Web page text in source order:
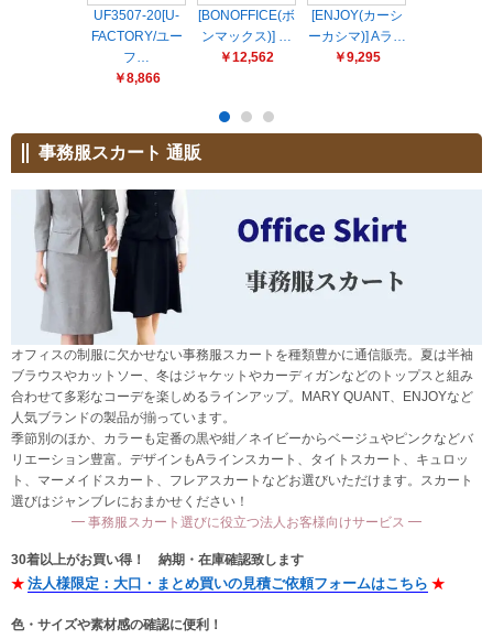
名入れ刺繍
メーカーカタログ一覧
試着サンプル無料貸し出し
デジタルカタログ
クイックオーダー
（注文番号からご注文）
ログアウト
Myページ 見積書 お気に入り
販売終了
販売価格(税抜き)で絞る
円まで
UF3507-20[U-
FACTORY/ユー
フ…
￥8,866
[BONOFFICE(ボ
ンマックス)] …
￥12,562
[ENJOY(カーシ
ーカシマ)] Aラ…
￥9,295
事務服スカート 通販
オフィスの制服に欠かせない事務服スカートを種類豊かに通信販売。夏は半袖
ブラウスやカットソー、冬はジャケットやカーディガンなどのトップスと組み
合わせて多彩なコーデを楽しめるラインアップ。MARY QUANT、ENJOYなど
人気ブランドの製品が揃っています。
季節別のほか、カラーも定番の黒や紺／ネイビーからベージュやピンクなどバ
リエーション豊富。デザインもAラインスカート、タイトスカート、キュロッ
ト、マーメイドスカート、フレアスカートなどお選びいただけます。スカート
選びはジャンブレにおまかせください！
━ 事務服スカート選びに役立つ法人お客様向けサービス ━
30着以上がお買い得！ 納期・在庫確認致します
法人様限定：大口・まとめ買いの見積ご依頼フォームはこちら
色・サイズや素材感の確認に便利！